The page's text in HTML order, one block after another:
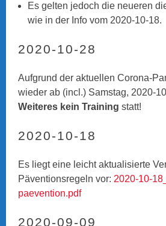
Es gelten jedoch die neueren
wie in der Info vom 2020-10-18.
2020-10-28
Aufgrund der aktuellen Corona-
wieder ab (incl.) Samstag, 2020-
Weiteres kein Training statt!
2020-10-18
Es liegt eine leicht aktualisierte
Päventionsregeln vor: 2020-10-
paevention.pdf
2020-09-09